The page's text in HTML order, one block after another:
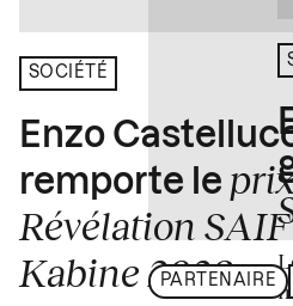
SOCIÉTÉ
Enzo
remporte le prix
Révélation
Kabine 2026
PARTENAIRE